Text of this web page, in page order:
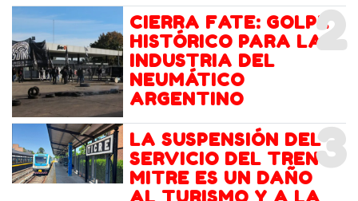
2
CIERRA FATE: GOLPE
HISTÓRICO PARA LA
INDUSTRIA DEL
NEUMÁTICO
ARGENTINO
3
LA SUSPENSIÓN DEL
SERVICIO DEL TREN
MITRE ES UN DAÑO